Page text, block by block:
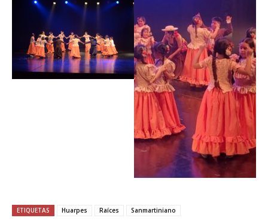
ETIQUETAS Huarpes Raíces Sanmartiniano